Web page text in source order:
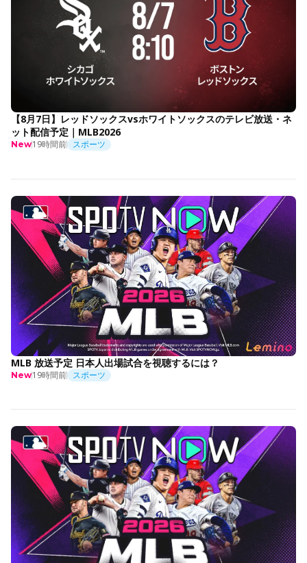
【8月7日】レッドソックスvsホワイトソックスのテレビ放送・ネ
ット配信予定｜MLB2026
New19時間前 スポーツ
MLB 放送予定 日本人出場試合を視聴するには？
New19時間前 スポーツ